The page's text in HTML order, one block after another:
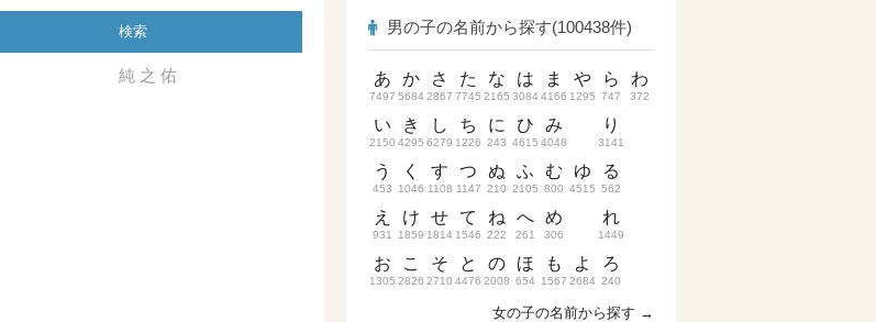
検索
純 之 佑
男の子の名前から探す(100438件)
あ
7497
い
2150
う
453
え
931
お
1305
か
5684
き
4295
く
1046
け
1859
こ
2826
さ
2867
し
6279
す
1108
せ
1814
そ
2710
た
7745
ち
1226
つ
1147
て
1546
と
4476
な
2165
に
243
ぬ
210
ね
222
の
2008
は
3084
ひ
4615
ふ
2105
へ
261
ほ
654
ま
4166
み
4048
む
800
め
306
も
1567
や
1295
ゆ
4515
よ
2684
ら
747
り
3141
る
562
れ
1449
ろ
240
わ
372
女の子の名前から探す →